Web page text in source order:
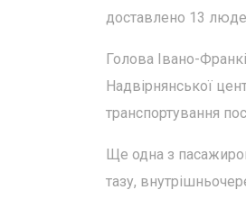
доставлено 13
Голова Івано-
Надвірнянської
транспортування
Ще одна з
тазу,